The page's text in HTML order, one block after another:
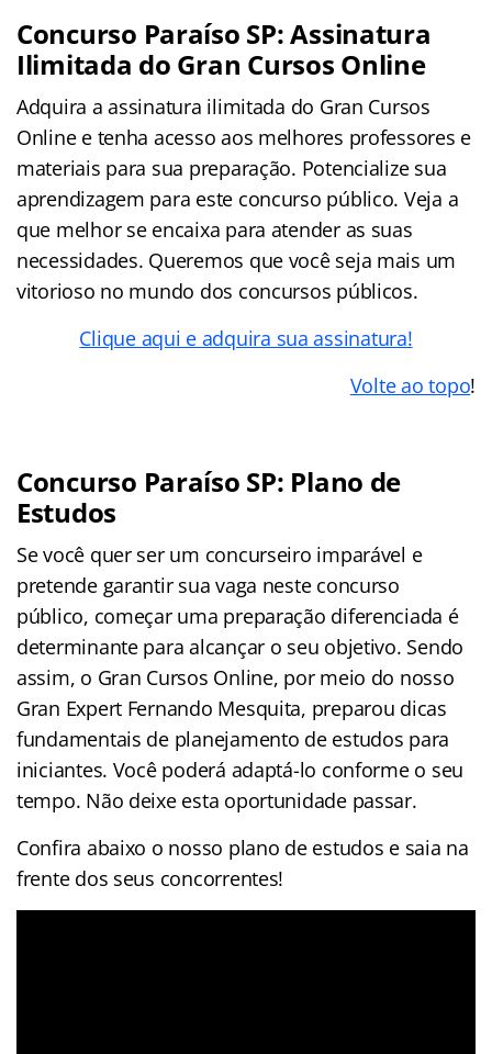
Concurso Paraíso SP: Assinatura
Ilimitada do Gran Cursos Online
Adquira a assinatura ilimitada do Gran Cursos
Online e tenha acesso aos melhores professores e
materiais para sua preparação. Potencialize sua
aprendizagem para este concurso público. Veja a
que melhor se encaixa para atender as suas
necessidades. Queremos que você seja mais um
vitorioso no mundo dos concursos públicos.
Clique aqui e adquira sua assinatura!
Volte ao topo!
Concurso Paraíso SP: Plano de
Estudos
Se você quer ser um concurseiro imparável e
pretende garantir sua vaga neste concurso
público, começar uma preparação diferenciada é
determinante para alcançar o seu objetivo. Sendo
assim, o Gran Cursos Online, por meio do nosso
Gran Expert Fernando Mesquita, preparou dicas
fundamentais de planejamento de estudos para
iniciantes. Você poderá adaptá-lo conforme o seu
tempo. Não deixe esta oportunidade passar.
Confira abaixo o nosso plano de estudos e saia na
frente dos seus concorrentes!